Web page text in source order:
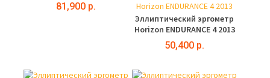
81,900 р.
Эллиптический эргометр
Horizon ENDURANCE 4 2013
50,400 р.